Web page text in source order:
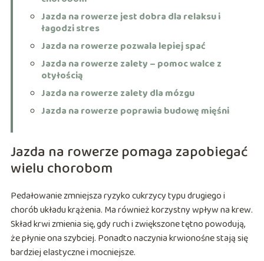
Jazda na rowerze jest dobra dla relaksu i
łagodzi stres
Jazda na rowerze pozwala lepiej spać
Jazda na rowerze zalety – pomoc walce z
otyłością
Jazda na rowerze zalety dla mózgu
Jazda na rowerze poprawia budowę mięśni
Jazda na rowerze pomaga zapobiegać
wielu chorobom
Pedałowanie zmniejsza ryzyko cukrzycy typu drugiego i
chorób układu krążenia. Ma również korzystny wpływ na krew.
Skład krwi zmienia się, gdy ruch i zwiększone tętno powodują,
że płynie ona szybciej. Ponadto naczynia krwionośne stają się
bardziej elastyczne i mocniejsze.